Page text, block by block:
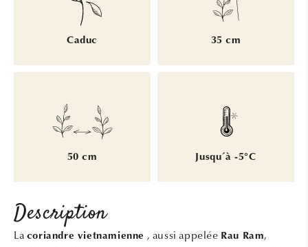
Caduc 35 cm
50 cm Jusqu´à -5°C
Description
La coriandre vietnamienne , aussi appelée Rau Ram,